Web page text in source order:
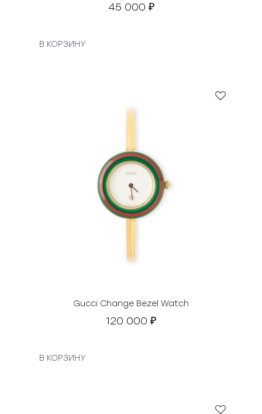
45 000 ₽
В КОРЗИНУ
Gucci Change Bezel Watch
120 000 ₽
В КОРЗИНУ